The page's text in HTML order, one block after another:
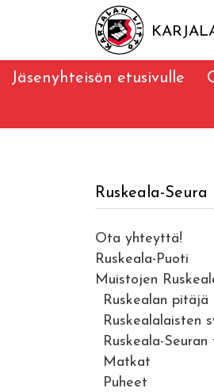
Jäsenyhteisön etusivulle
Ruskeala-Seura
Ota yhteyttä!
Ruskeala-Puoti
Muistojen
Ruskealan pitäjä
Ruskealalaisten
Ruskeala-
Matkat
Puheet